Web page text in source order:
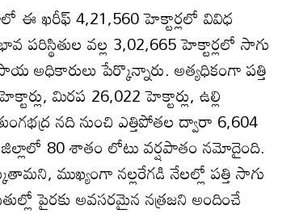
ఈ ఖరీఫ్‌ 4,21,560 హెక్టార్లలో వివిధ
పరిస్థితుల వల్ల 3,02,665 హెక్టార్లలో సాగు
అధికారులు పేర్కొన్నారు. అత్యధికంగా పత్తి
మిరప 26,022 హెక్టార్లు, ఉల్లి
నది నుంచి ఎత్తిపోతల ద్వారా 6,604
జిల్లాలో 80 శాతం లోటు వర్షపాతం నమోదైంది.
ముఖ్యంగా నల్లరేగడి నేలల్లో పత్తి సాగు
పైరకు అవసరమైన నత్రజని అందించే